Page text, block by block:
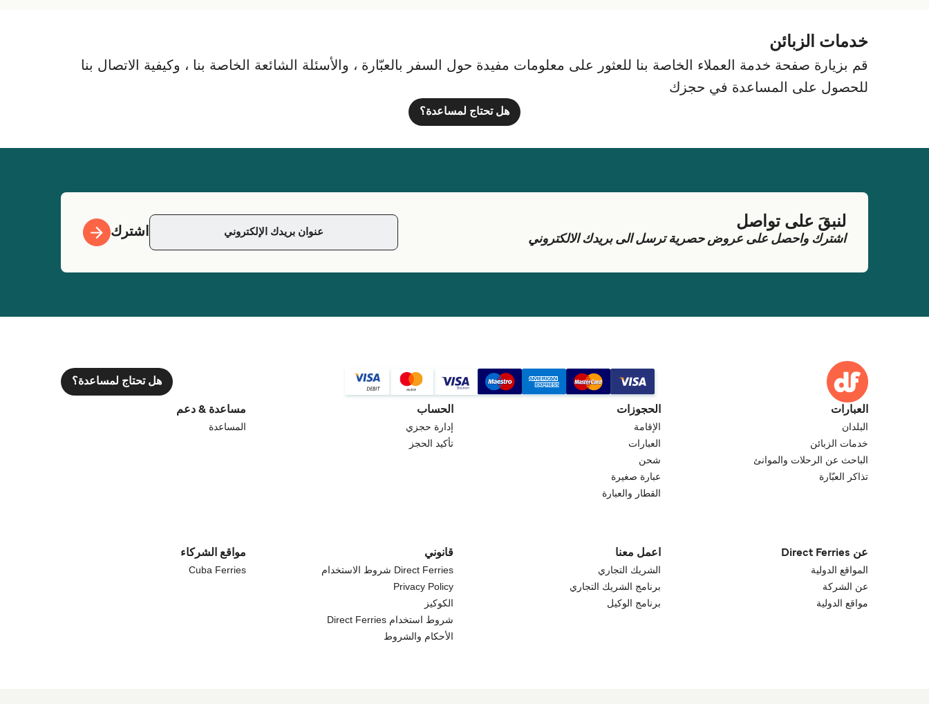
خدمات الزبائن
قم بزيارة صفحة خدمة العملاء الخاصة بنا للعثور على معلومات مفيدة حول السفر بالعبّارة ، والأسئلة الشائعة الخاصة بنا ، وكيفية الاتصال بنا
للحصول على المساعدة في حجزك
هل تحتاج لمساعدة؟
لنبقَ على تواصل
اشترك واحصل على عروض حصرية ترسل الى بريدك الالكتروني اشترك
هل تحتاج لمساعدة؟
العبارات
البلدان
خدمات الزبائن
الباحث عن الرحلات والموانئ
تذاكر العبّارة
الحجوزات
الإقامة
العبارات
شحن
عبارة صغيرة
القطار والعبارة
الحساب
إدارة حجزي
تأكيد الحجز
مساعدة & دعم
المساعدة
عن Direct Ferries
المواقع الدولية
عن الشركة
مواقع الدولية
اعمل معنا
الشريك التجاري
برنامج الشريك التجاري
برنامج الوكيل
قانوني
Direct Ferries شروط الاستخدام
Privacy Policy
الكوكيز
شروط استخدام Direct Ferries
الأحكام والشروط
مواقع الشركاء
Cuba Ferries